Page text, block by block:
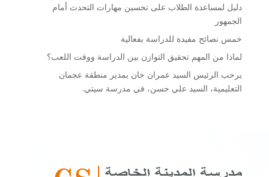
دليل لمساعدة الطلاب على تحسين مهارات التحدث أمام
الجمهور
خمس نصائح مفيدة للدراسة بفعالية
لماذا من المهم تحقيق التوازن بين الدراسة ووقت اللعب؟
يرحب الرئيس السيد عمران خان بمدير منطقة عجمان
التعليمية، السيد علي حسن، في مدرسة سيتي.